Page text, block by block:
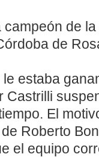
de
de
estaba
Castrilli
El
Roberto
el equipo